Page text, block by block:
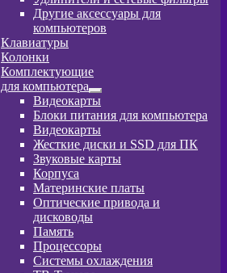
Другие аксессуары для
компьютеров
Клавиатуры
Колонки
Комплектующие
для компьютера
Развернутое
вложенное
меню
Видеокарты
Блоки питания для компьютера
Видеокарты
Жесткие диски и SSD для ПК
Звуковые карты
Корпуса
Материнские платы
Оптические привода и
дисководы
Память
Процессоры
Системы охлаждения